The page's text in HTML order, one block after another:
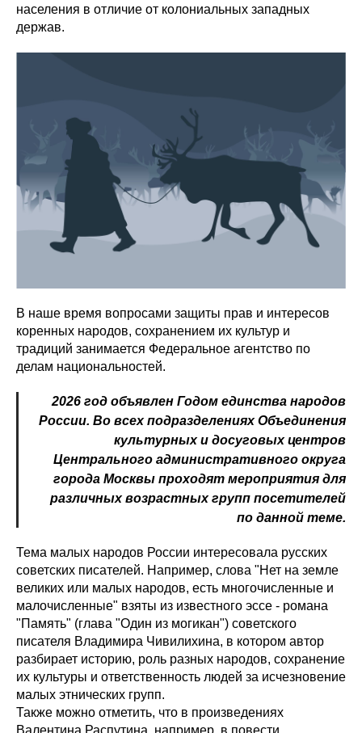
населения в отличие от колониальных западных
держав.
В наше время вопросами защиты прав и интересов
коренных народов, сохранением их культур и
традиций занимается Федеральное агентство по
делам национальностей.
2026 год объявлен Годом единства народов
России. Во всех подразделениях Объединения
культурных и досуговых центров
Центрального административного округа
города Москвы проходят мероприятия для
различных возрастных групп посетителей
по данной теме.
Тема малых народов России интересовала русских
советских писателей. Например, слова "Нет на земле
великих или малых народов, есть многочисленные и
малочисленные" взяты из известного эссе - романа
"Память" (глава "Один из могикан") советского
писателя Владимира Чивилихина, в котором автор
разбирает историю, роль разных народов, сохранение
их культуры и ответственность людей за исчезновение
малых этнических групп.
Также можно отметить, что в произведениях
Валентина Распутина, например, в повести